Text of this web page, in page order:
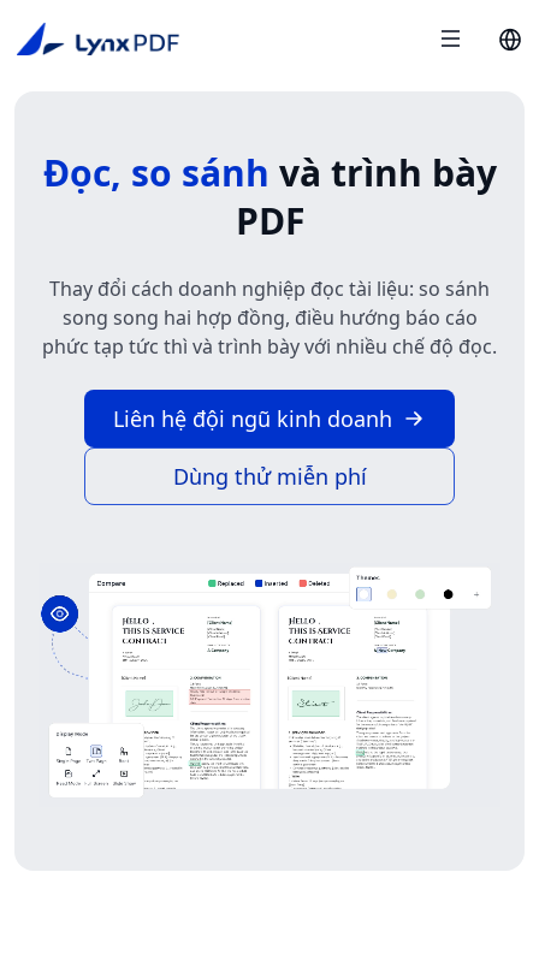
Đọc, so sánh và trình bày
PDF
Thay đổi cách doanh nghiệp đọc tài liệu: so sánh
song song hai hợp đồng, điều hướng báo cáo
phức tạp tức thì và trình bày với nhiều chế độ đọc.
Liên hệ đội ngũ kinh doanh
Dùng thử miễn phí